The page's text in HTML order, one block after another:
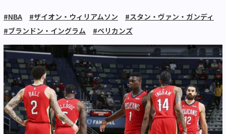
#NBA #ザイオン・ウィリアムソン
#スタン・ヴァン・ガンディ
#ブランドン・イングラム
#ペリカンズ